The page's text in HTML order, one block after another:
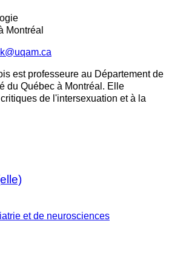
Montréal
est professeure au Département de
du Québec à Montréal. Elle
de l'intersexuation et à la
et de neurosciences